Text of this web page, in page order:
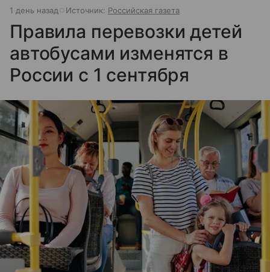
1 день назад Источник: Российская газета
Правила перевозки детей
автобусами изменятся в
России с 1 сентября